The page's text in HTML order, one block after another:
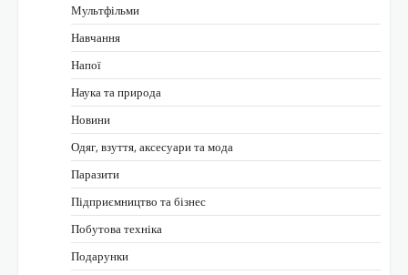
Мультфільми
Навчання
Напої
Наука та природа
Новини
Одяг, взуття, аксесуари та мода
Паразити
Підприємництво та бізнес
Побутова техніка
Подарунки